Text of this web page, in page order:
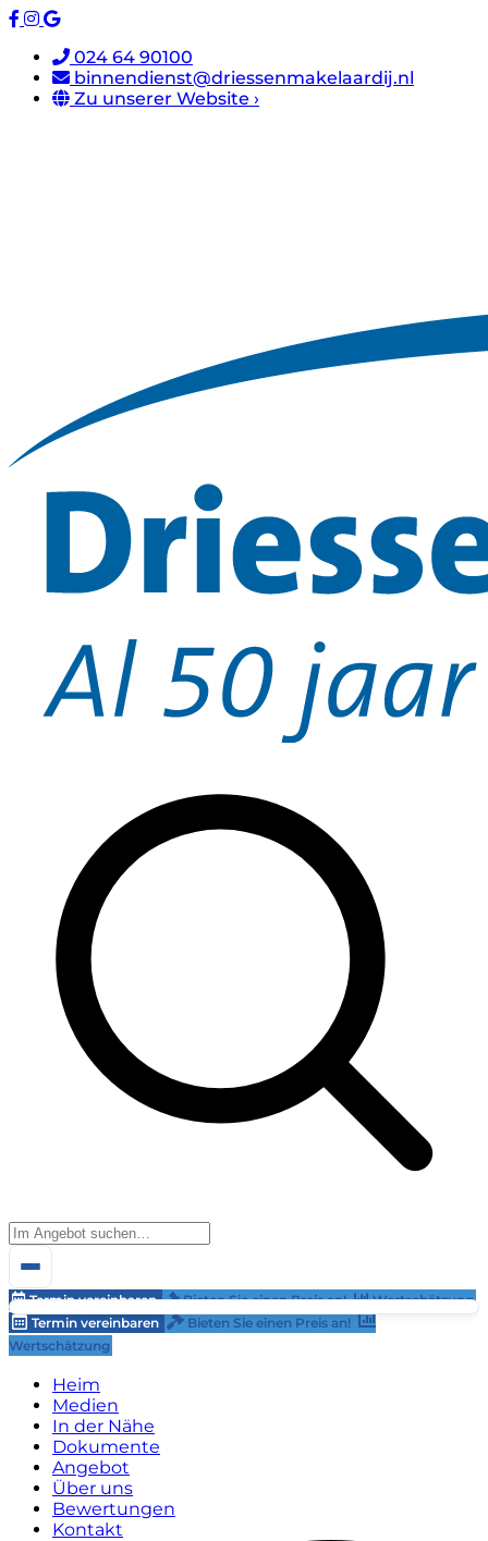
024 64 90100
binnendienst@driessenmakelaardij.nl
Zu unserer Website ›
Termin vereinbaren Bieten Sie einen Preis an!
Wertschätzung
Termin vereinbaren
Bieten Sie einen Preis an!
Wertschätzung
Heim
Medien
In der Nähe
Dokumente
Angebot
Über uns
Bewertungen
Kontakt